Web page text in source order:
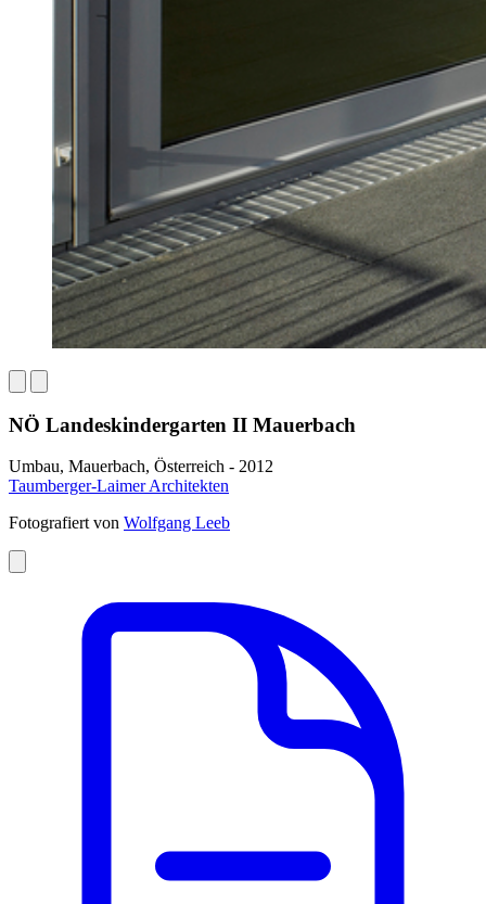
NÖ Landeskindergarten II Mauerbach
Umbau, Mauerbach, Österreich - 2012
Taumberger-Laimer Architekten
Fotografiert von Wolfgang Leeb